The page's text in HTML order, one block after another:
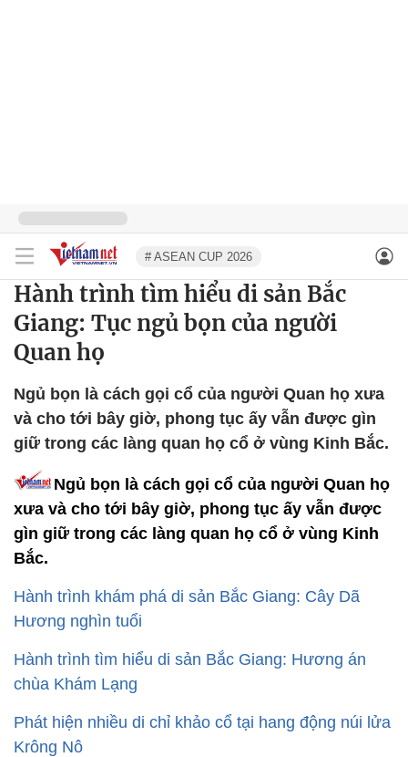
# ASEAN CUP 2026
Hành trình tìm hiểu di sản Bắc
Giang: Tục ngủ bọn của người
Quan họ
Ngủ bọn là cách gọi cổ của người Quan họ xưa
và cho tới bây giờ, phong tục ấy vẫn được gìn
giữ trong các làng quan họ cổ ở vùng Kinh Bắc.
Ngủ bọn là cách gọi cổ của người Quan họ
xưa và cho tới bây giờ, phong tục ấy vẫn được
gìn giữ trong các làng quan họ cổ ở vùng Kinh
Bắc.
Hành trình khám phá di sản Bắc Giang: Cây Dã
Hương nghìn tuổi
Hành trình tìm hiểu di sản Bắc Giang: Hương án
chùa Khám Lạng
Phát hiện nhiều di chỉ khảo cổ tại hang động núi lửa
Krông Nô